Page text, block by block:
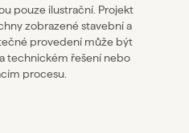
pouze ilustrační. Projekt
zobrazené stavební a
provedení může být
technickém řešení nebo
procesu.